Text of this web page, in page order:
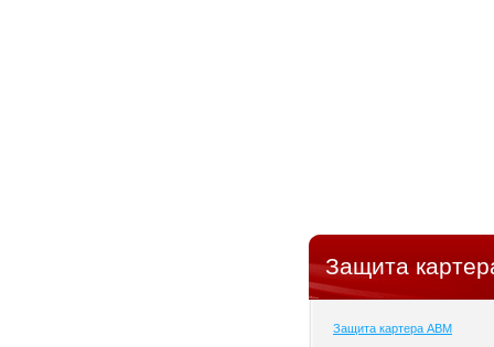
Защита
Защита картера ABM